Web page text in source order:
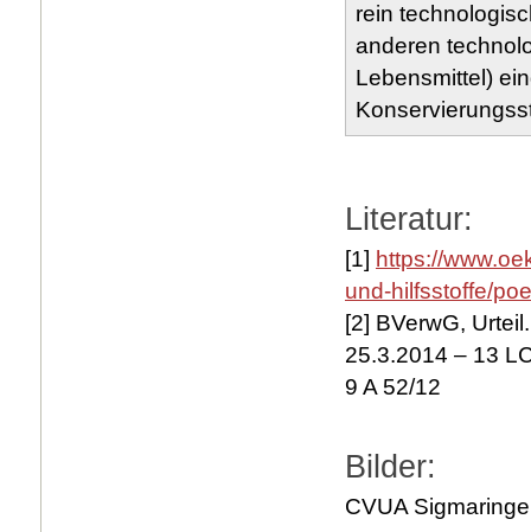
rein
anderen
Lebensmittel)
Literatur:
[1] https://
und-hilfsstoffe/
[2] BVerwG,
25.3.2014 – 13
9 A 52/12
Bilder:
CVUA